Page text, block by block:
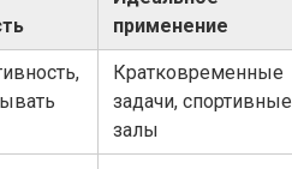
применение
Кратковременные
задачи, спортивные
залы